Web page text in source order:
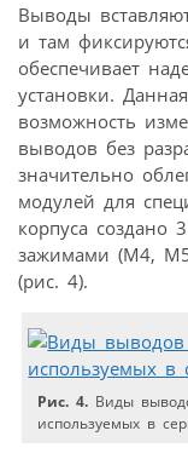
Выводы
и там
обеспечивает
установки.
возможность
выводов без
значительно
модулей для
корпуса создано
зажимами (М4,
(рис. 4).
Рис. 4. Виды
используемых в